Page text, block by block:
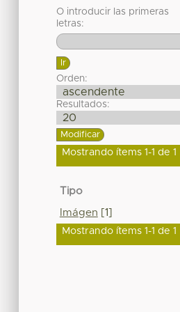
O introducir las primeras
letras:
Orden:
Resultados:
Mostrando ítems 1-1 de 1
Tipo
Imágen [1]
Mostrando ítems 1-1 de 1